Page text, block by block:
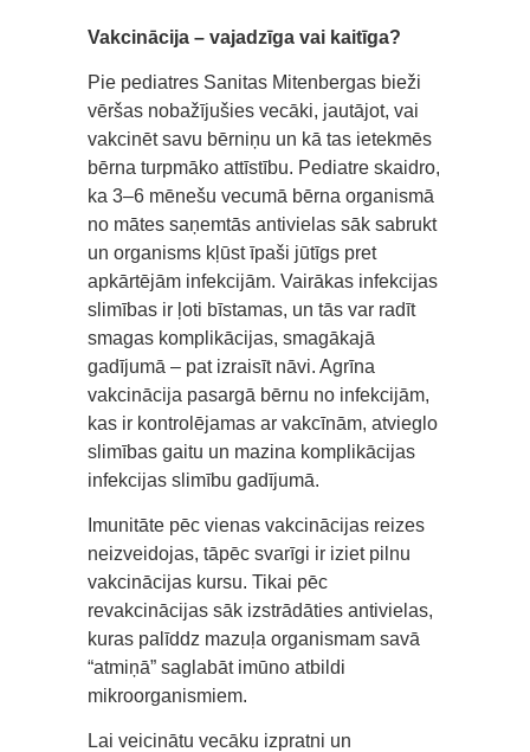
Vakcinācija – vajadzīga vai kaitīga?
Pie pediatres Sanitas Mitenbergas bieži
vēršas nobažījušies vecāki, jautājot, vai
vakcinēt savu bērniņu un kā tas ietekmēs
bērna turpmāko attīstību. Pediatre skaidro,
ka 3–6 mēnešu vecumā bērna organismā
no mātes saņemtās antivielas sāk sabrukt
un organisms kļūst īpaši jūtīgs pret
apkārtējām infekcijām. Vairākas infekcijas
slimības ir ļoti bīstamas, un tās var radīt
smagas komplikācijas, smagākajā
gadījumā – pat izraisīt nāvi. Agrīna
vakcinācija pasargā bērnu no infekcijām,
kas ir kontrolējamas ar vakcīnām, atvieglo
slimības gaitu un mazina komplikācijas
infekcijas slimību gadījumā.
Imunitāte pēc vienas vakcinācijas reizes
neizveidojas, tāpēc svarīgi ir iziet pilnu
vakcinācijas kursu. Tikai pēc
revakcinācijas sāk izstrādāties antivielas,
kuras palīddz mazuļa organismam savā
“atmiņā” saglabāt imūno atbildi
mikroorganismiem.
Lai veicinātu vecāku izpratni un